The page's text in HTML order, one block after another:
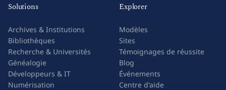
Solutions
Archives & Institutions
Bibliothèques
Recherche & Universités
Généalogie
Développeurs & IT
Numérisation
Explorer
Modèles
Sites
Témoignages de réussite
Blog
Événements
Centre d'aide